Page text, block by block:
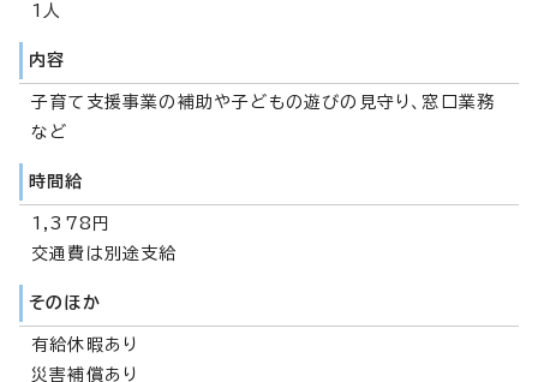
1人
内容
子育て支援事業の補助や子どもの遊びの見守り、窓口業務
など
時間給
1,378円
交通費は別途支給
そのほか
有給休暇あり
災害補償あり